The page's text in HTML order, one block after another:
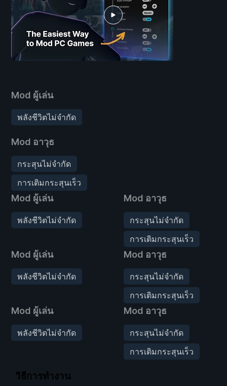
Mod ผู้เล่น
พลังชีวิตไม่จำกัด
Mod อาวุธ
กระสุนไม่จำกัด
การเติมกระสุนเร็ว
Mod ผู้เล่น
พลังชีวิตไม่จำกัด
Mod อาวุธ
กระสุนไม่จำกัด
การเติมกระสุนเร็ว
Mod ผู้เล่น
พลังชีวิตไม่จำกัด
Mod อาวุธ
กระสุนไม่จำกัด
การเติมกระสุนเร็ว
Mod ผู้เล่น
พลังชีวิตไม่จำกัด
Mod อาวุธ
กระสุนไม่จำกัด
การเติมกระสุนเร็ว
วิธีการทำงาน